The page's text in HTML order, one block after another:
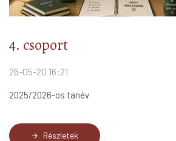
4. csoport
26-05-20 16:21
2025/2026-os tanév
arrow_forward Részletek